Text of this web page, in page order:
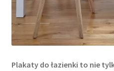
Plakaty do łazienki to nie